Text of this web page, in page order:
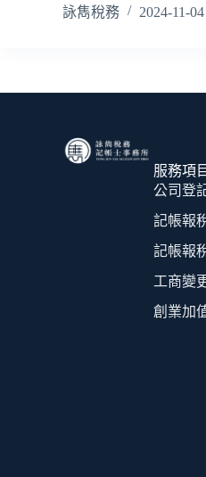
詠雋稅務
2024-11-04
服務項
公司登
記帳報
記帳報
工商變
創業加